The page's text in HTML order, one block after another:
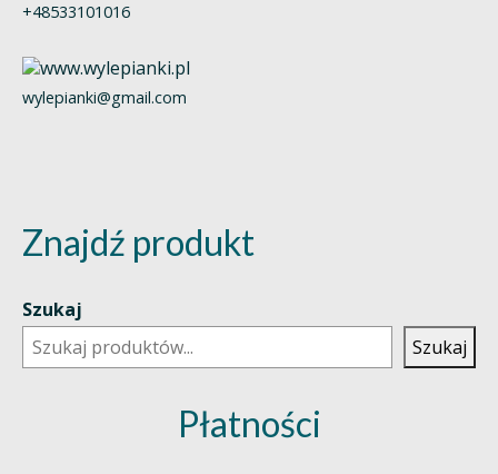
+48533101016
wylepianki@gmail.com
Znajdź produkt
Szukaj
Szukaj
Płatności